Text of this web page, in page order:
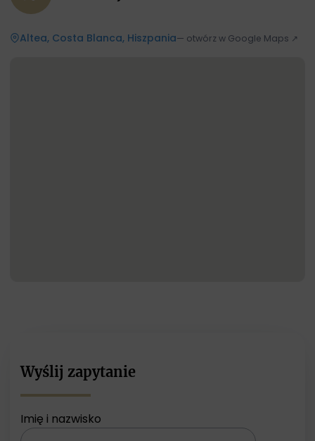
Altea, Costa Blanca, Hiszpania— otwórz w Google Maps ↗
Wyślij zapytanie
Imię i nazwisko